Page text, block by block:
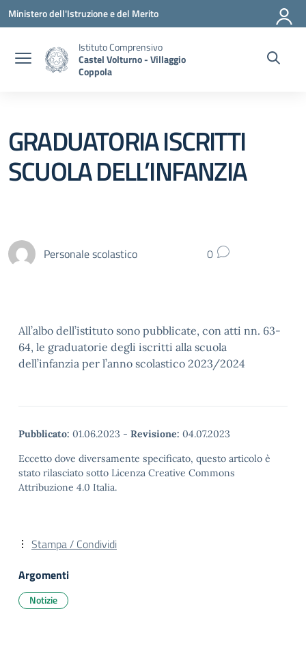
Vai ai contenuti
Vai al menu di navigazione
Vai al footer
Ministero dell'Istruzione e del Merito
Istituto Comprensivo
Castel Volturno - Villaggio
Coppola
GRADUATORIA ISCRITTI
SCUOLA DELL’INFANZIA
Personale scolastico 0
All’albo dell’istituto sono pubblicate, con atti nn. 63-
64, le graduatorie degli iscritti alla scuola
dell’infanzia per l’anno scolastico 2023/2024
Pubblicato: 01.06.2023 - Revisione: 04.07.2023
Eccetto dove diversamente specificato, questo articolo è
stato rilasciato sotto Licenza Creative Commons
Attribuzione 4.0 Italia.
Stampa / Condividi
Argomenti
Notizie